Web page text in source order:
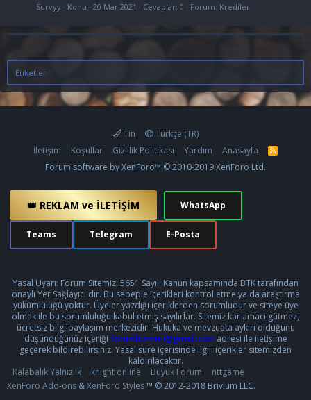
Survyy Konu 20 Mar 2021 Cevaplar: 0 Forum: Krediler
Etiketler
Tin
Türkçe (TR)
İletişim
Koşullar Gizlilik Politikası Yardım Anasayfa
R
S
Forum software by XenForo™ © 2010-2019 XenForo Ltd.
👑 REKLAM ve İLETİŞİM WhatsApp
Teams Telegram E-Posta
Yasal Uyarı: Forum Sitemiz; 5651 Sayılı Kanun kapsamında BTK tarafından
onaylı Yer Sağlayıcı'dır. Bu sebeple içerikleri kontrol etme ya da araştırma
yükümlülüğü yoktur. Üyeler yazdığı içeriklerden sorumludur ve siteye üye
olmak ile bu sorumluluğu kabul etmiş sayılırlar. Sitemiz kar amacı gütmez,
ücretsiz bilgi paylaşım merkezidir. Hukuka ve mevzuata aykırı olduğunu
düşündüğünüz içeriği forumhizmeti@gmail.com adresi ile iletişime
geçerek bildirebilirsiniz. Yasal süre içerisinde ilgili içerikler sitemizden
kaldırılacaktır.
Kalabalık Yalnızlık
knight online Büyük Forum
nttgame
XenForo Add-ons &XenForo Styles™ © 2012-2018 Brivium LLC.